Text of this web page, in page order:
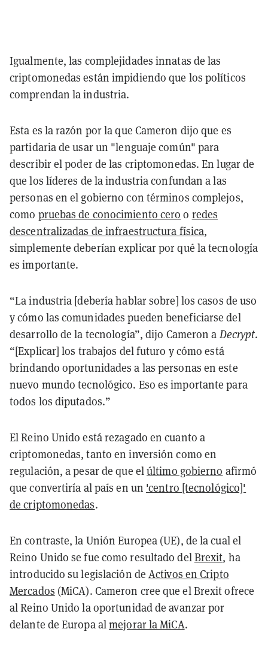
Igualmente, las complejidades innatas de las
criptomonedas están impidiendo que los políticos
comprendan la industria.
Esta es la razón por la que Cameron dijo que es
partidaria de usar un "lenguaje común" para
describir el poder de las criptomonedas. En lugar de
que los líderes de la industria confundan a las
personas en el gobierno con términos complejos,
como pruebas de conocimiento cero o redes
descentralizadas de infraestructura física,
simplemente deberían explicar por qué la tecnología
es importante.
“La industria [debería hablar sobre] los casos de uso
y cómo las comunidades pueden beneficiarse del
desarrollo de la tecnología”, dijo Cameron a Decrypt.
“[Explicar] los trabajos del futuro y cómo está
brindando oportunidades a las personas en este
nuevo mundo tecnológico. Eso es importante para
todos los diputados.”
El Reino Unido está rezagado en cuanto a
criptomonedas, tanto en inversión como en
regulación, a pesar de que elúltimo gobierno afirmó
que convertiría al país en un 'centro [tecnológico]'
de criptomonedas.
En contraste, la Unión Europea (UE), de la cual el
Reino Unido se fue como resultado delBrexit, ha
introducido su legislación deActivos en Cripto
Mercados (MiCA). Cameron cree que el Brexit ofrece
al Reino Unido la oportunidad de avanzar por
delante de Europa almejorar la MiCA.